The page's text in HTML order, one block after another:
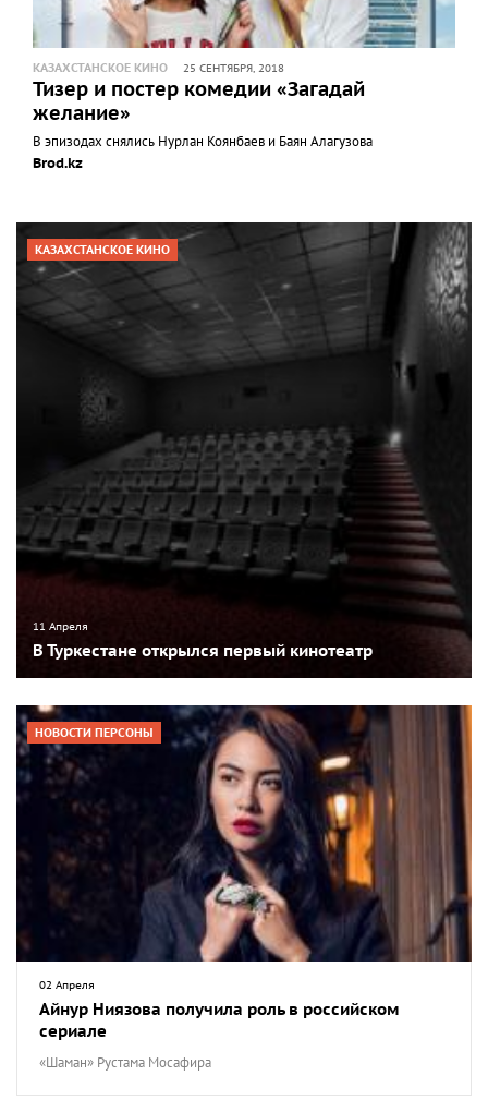
КАЗАХСТАНСКОЕ КИНО 25 СЕНТЯБРЯ, 2018
Тизер и постер комедии «Загадай
желание»
В эпизодах снялись Нурлан Коянбаев и Баян Алагузова
Brod.kz
КАЗАХСТАНСКОЕ КИНО
11 Апреля
В Туркестане открылся первый кинотеатр
НОВОСТИ ПЕРСОНЫ
02 Апреля
Айнур Ниязова получила роль в российском
сериале
«Шаман» Рустама Мосафира